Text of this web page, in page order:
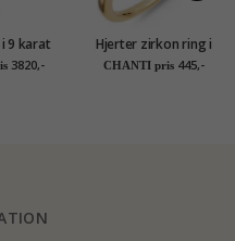
9 karat
3820,-
Hjerter zirkon ring i
forgyldt sølv
CHANTI pris 445,-